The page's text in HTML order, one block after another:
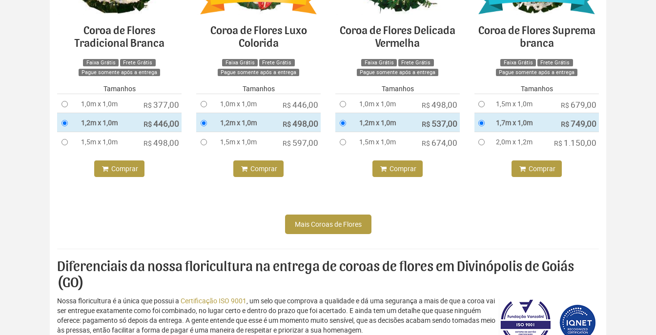
Coroa de Flores
Tradicional Branca
Faixa Grátis
Frete Grátis
Pague somente após a entrega
Tamanhos
1,0m x 1,0m
R$ 377,00
1,2m x 1,0m R$446,00
1,5m x 1,0m R$ 498,00
Comprar
Coroa de Flores Luxo
Colorida
Faixa Grátis
Frete Grátis
Pague somente após a entrega
Tamanhos
1,0m x 1,0m
R$ 446,00
1,2m x 1,0m R$498,00
1,5m x 1,0m R$ 597,00
Comprar
Coroa de Flores Delicada
Vermelha
Faixa Grátis
Frete Grátis
Pague somente após a entrega
Tamanhos
1,0m x 1,0m
R$ 498,00
1,2m x 1,0m R$ 537,00
1,5m x 1,0m R$ 674,00
Comprar
Coroa de Flores Suprema
branca
Faixa Grátis
Frete Grátis
Pague somente após a entrega
Tamanhos
1,5m x 1,0m
R$ 679,00
1,7m x 1,0m R$749,00
2,0m x 1,2m R$ 1.150,00
Comprar
Mais Coroas de Flores
Diferenciais da nossa floricultura na entrega de coroas de flores em Divinópolis de Goiás
(GO)
Nossa floricultura é a única que possui a Certificação ISO 9001, um selo que comprova a qualidade e dá uma segurança a mais de que a coroa vai
ser entregue exatamente como foi combinado, no lugar certo e dentro do prazo que foi acertado. E ainda tem um detalhe que quase ninguém
oferece: pagamento só depois da entrega. A gente entende que esse é um momento muito sensível, que as decisões acabam sendo tomadas meio
às pressas, então facilitar a forma de pagar é uma maneira de respeitar e priorizar a sua homenagem.